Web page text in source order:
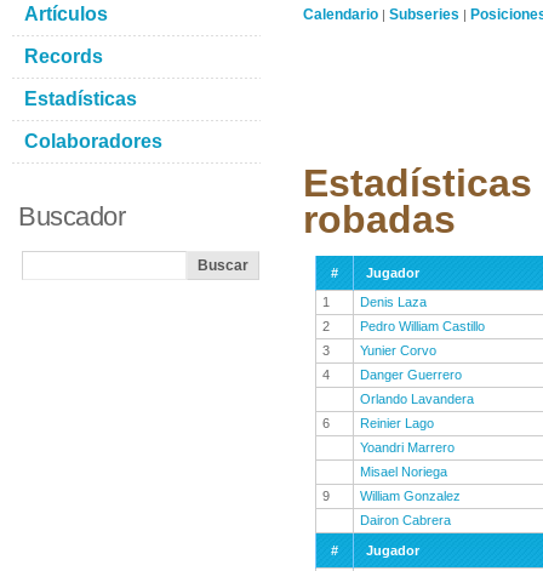
Calendario | Subseries |
Estadísticas
robadas
#
Jugador
1
Denis Laza
2
Pedro William Castillo
3
Yunier Corvo
4
Danger Guerrero
Orlando Lavandera
6
Reinier Lago
Yoandri Marrero
Misael Noriega
9
William Gonzalez
Dairon Cabrera
#
Jugador
Artículos
Records
Estadísticas
Colaboradores
Buscador